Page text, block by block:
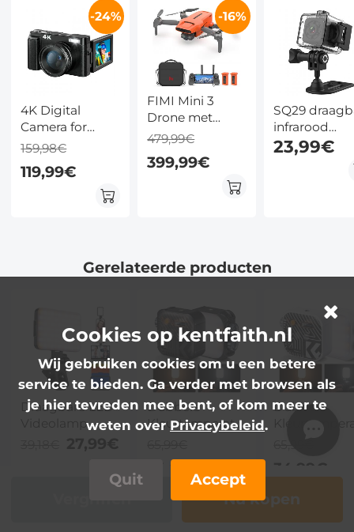
-24%
4K Digital
Camera for
Photography &
Video
[Autofocus and
Vlog Camera
with 32G SD
159,98€
119,99€
-16%
FIMI Mini 3
Drone met
Camera 4K –
Gimbal, 2 Accu’s
479,99€
399,99€
SQ29
infrarood
waterdichte
23,99€
Gerelateerde producten
Draagbare LED
Videolamp –
Kleurtemperatuur,
Dubbele
Kleurtemperatuur
Fotografie
Vedio Invullicht
2500K - 9900K
Kleurtemperatuuraanpassing
Ingebouwde
Dubbele
Vedio
Ingebouwde
Nu kopen
Cookies op kentfaith.nl
Wij gebruiken cookies om u een betere
service te bieden. Ga verder met browsen als
je hier tevreden mee bent, of kom meer te
weten over Privacybeleid.
Quit Accept